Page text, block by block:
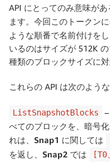
API にとってのみ意味が
ます。今回このトークン
ような順番で名前付けを
いるのはサイズが 512K
種類のブロックサイズに対
これらの API は次のような
ListSnapshotBlocks
べてのブロックを、暗号
れは、 Snap1 に関しては
を返し、 Snap2 では [T0